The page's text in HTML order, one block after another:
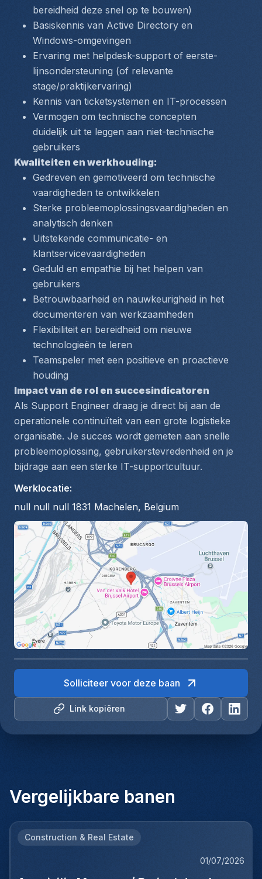
bereidheid deze snel op te bouwen)
Basiskennis van Active Directory en
Windows-omgevingen
Ervaring met helpdesk-support of eerste-
lijnsondersteuning (of relevante
stage/praktijkervaring)
Kennis van ticketsystemen en IT-processen
Vermogen om technische concepten
duidelijk uit te leggen aan niet-technische
gebruikers
Kwaliteiten en werkhouding:
Gedreven en gemotiveerd om technische
vaardigheden te ontwikkelen
Sterke probleemoplossingsvaardigheden en
analytisch denken
Uitstekende communicatie- en
klantservicevaardigheden
Geduld en empathie bij het helpen van
gebruikers
Betrouwbaarheid en nauwkeurigheid in het
documenteren van werkzaamheden
Flexibiliteit en bereidheid om nieuwe
technologieën te leren
Teamspeler met een positieve en proactieve
houding
Impact van de rol en succesindicatoren
Als Support Engineer draag je direct bij aan de
operationele continuïteit van een grote logistieke
organisatie. Je succes wordt gemeten aan snelle
probleemoplossing, gebruikerstevredenheid en je
bijdrage aan een sterke IT-supportcultuur.
Werklocatie:
null null null 1831 Machelen, Belgium
Link kopiëren
Solliciteer voor deze baan
Vergelijkbare banen
Construction & Real Estate
01/07/2026